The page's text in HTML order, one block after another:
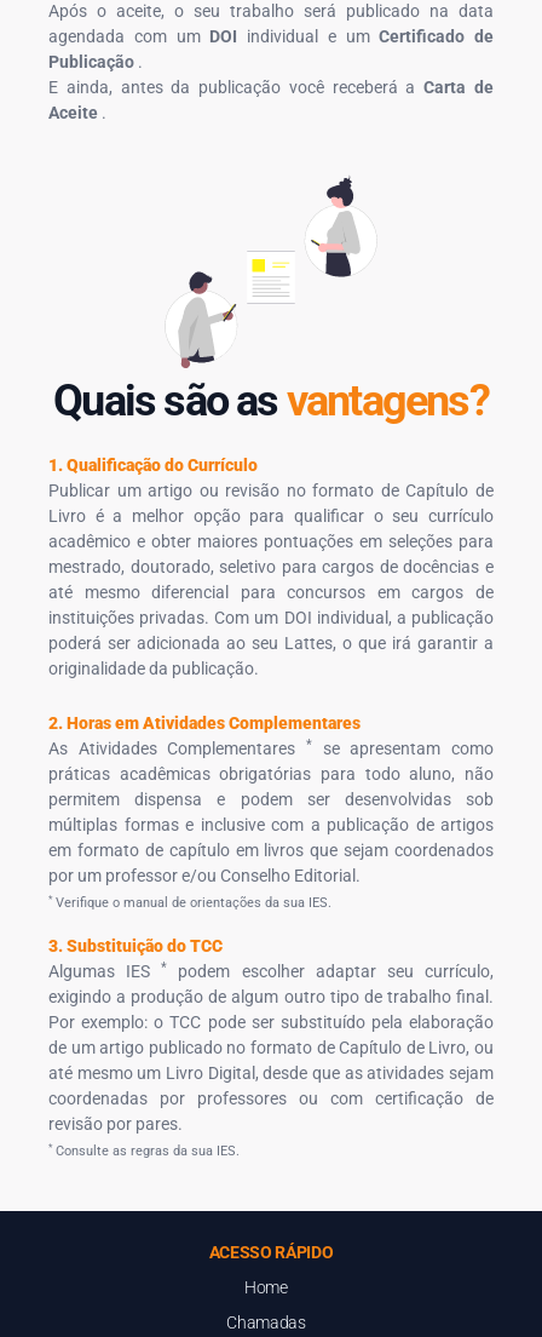
Após o aceite, o seu trabalho será publicado na data
agendada com um DOI individual e umCertificado de
Publicação .
E ainda, antes da publicação você receberá aCarta de
Aceite .
Quais são asvantagens?
1. Qualificação do Currículo
Publicar um artigo ou revisão no formato de Capítulo de
Livro é a melhor opção para qualificar o seu currículo
acadêmico e obter maiores pontuações em seleções para
mestrado, doutorado, seletivo para cargos de docências e
até mesmo diferencial para concursos em cargos de
instituições privadas. Com um DOI individual, a publicação
poderá ser adicionada ao seu Lattes, o que irá garantir a
originalidade da publicação.
2. Horas em Atividades Complementares
As Atividades Complementares
*
se apresentam como
práticas acadêmicas obrigatórias para todo aluno, não
permitem dispensa e podem ser desenvolvidas sob
múltiplas formas e inclusive com a publicação de artigos
em formato de capítulo em livros que sejam coordenados
por um professor e/ou Conselho Editorial.
*Verifique o manual de orientações da sua IES.
3. Substituição do TCC
Algumas IES*
podem escolher adaptar seu currículo,
exigindo a produção de algum outro tipo de trabalho final.
Por exemplo: o TCC pode ser substituído pela elaboração
de um artigo publicado no formato de Capítulo de Livro, ou
até mesmo um Livro Digital, desde que as atividades sejam
coordenadas por professores ou com certificação de
revisão por pares.
*Consulte as regras da sua IES.
ACESSO RÁPIDO
Home
Chamadas